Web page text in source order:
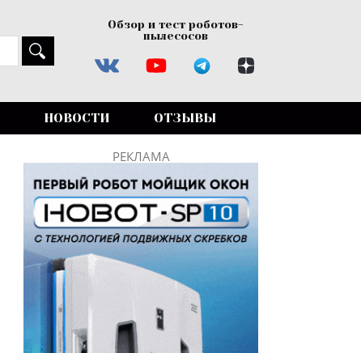
Обзор и тест роботов-
пылесосов
НОВОСТИ ОТЗЫВЫ
РЕКЛАМА